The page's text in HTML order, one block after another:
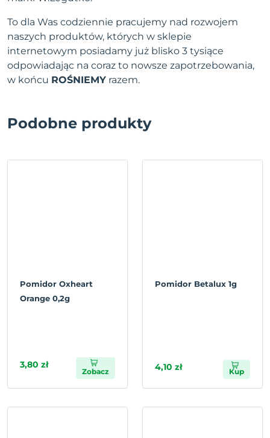
To dla Was codziennie pracujemy nad rozwojem
naszych produktów, których w sklepie
internetowym posiadamy już blisko 3 tysiące
odpowiadając na coraz to nowsze zapotrzebowania,
w końcu ROŚNIEMY razem.
Podobne produkty
Pomidor Oxheart
Orange 0,2g
3,80 zł
Zobacz
Pomidor Betalux 1g
4,10 zł Kup